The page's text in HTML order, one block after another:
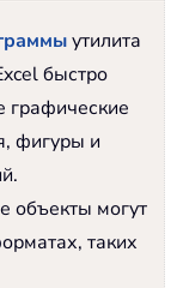
утилита
быстро
графические
фигуры и
объекты могут
таких